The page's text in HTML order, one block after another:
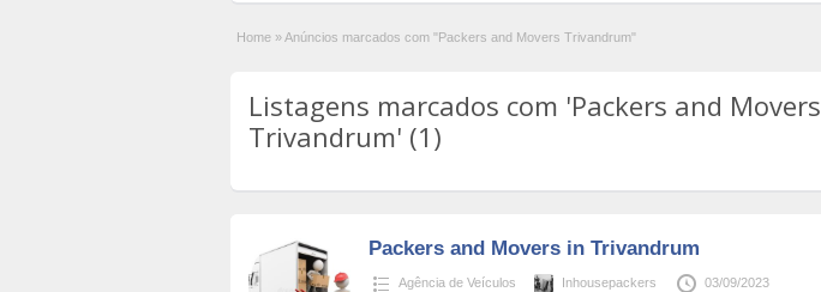
Home »Anúncios marcados com "Packers and Movers Trivandrum"
Listagens marcados com 'Packers and Movers
Trivandrum' (1)
Packers and Movers in Trivandrum
Agência de Veículos Inhousepackers 03/09/2023